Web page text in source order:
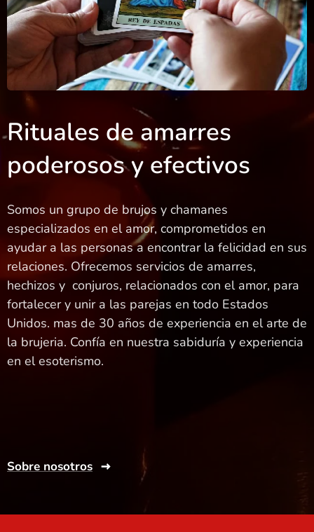
Rituales de amarres
poderosos y efectivos
Somos un grupo de brujos y chamanes
especializados en el amor, comprometidos en
ayudar a las personas a encontrar la felicidad en sus
relaciones. Ofrecemos servicios de amarres,
hechizos y conjuros, relacionados con el amor, para
fortalecer y unir a las parejas en todo Estados
Unidos. mas de 30 años de experiencia en el arte de
la brujeria. Confía en nuestra sabiduría y experiencia
en el esoterismo.
Sobre nosotros